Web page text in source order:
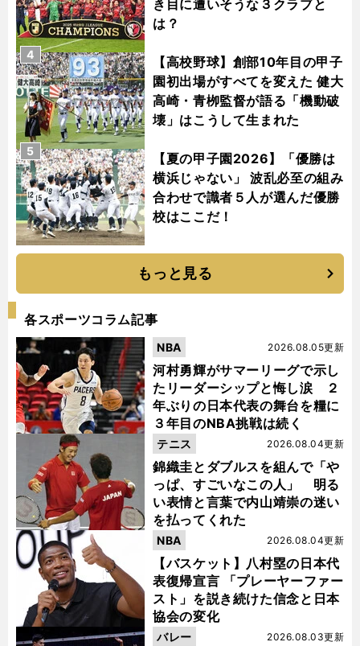
き目に遭いそうな３クラブと
は？
【高校野球】創部10年目の甲子
園初出場がすべてを変えた 健大
高崎・青栁監督が語る「機動破
壊」はこうして生まれた
4
【夏の甲子園2026】「優勝は
横浜じゃない」 波乱必至の組み
合わせで識者５人が選んだ優勝
校はここだ！
5
もっと見る
各スポーツコラム記事
河村勇輝がサマーリーグで示し
たリーダーシップと悔し涙 ２
年ぶりの日本代表の舞台を糧に
３年目のNBA挑戦は続く
2026.08.05更新
NBA
錦織圭とダブルスを組んで「や
っぱ、すごいなこの人」 明る
い表情と言葉で内山靖崇の迷い
を払ってくれた
2026.08.04更新
テニス
【バスケット】八村塁の日本代
表復帰宣言 「プレーヤーファー
スト」を説き続けた信念と日本
協会の変化
2026.08.04更新
NBA
2026.08.03更新
バレー